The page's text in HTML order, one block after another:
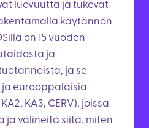
luovuutta ja tukevat
käytännön
on 15 vuoden
ja
ja se
eurooppalaisia
KA3, CERV), joissa
ja välineitä siitä, miten